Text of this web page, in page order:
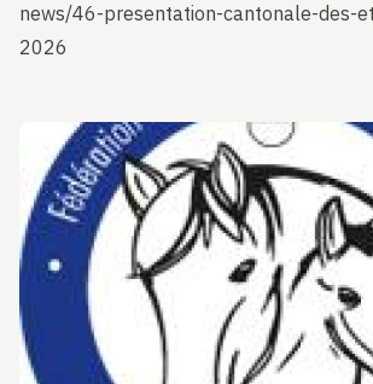
news/46-presentation-cantonale-des-
2026